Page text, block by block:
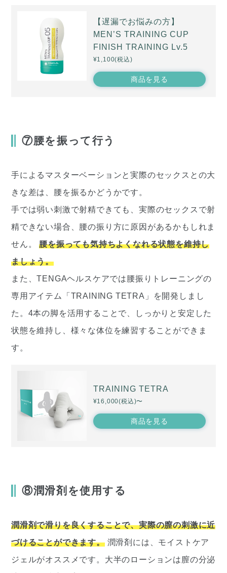
【遅漏でお悩みの方】
MEN’S TRAINING CUP
FINISH TRAINING Lv.5
¥1,100(税込)
商品を見る
⑦腰を振って行う
手によるマスターベーションと実際のセックスとの大
きな差は、腰を振るかどうかです。
手では弱い刺激で射精できても、実際のセックスで射
精できない場合、腰の振り方に原因があるかもしれま
せん。腰を振っても気持ちよくなれる状態を維持し
ましょう。
また、TENGAヘルスケアでは腰振りトレーニングの
専用アイテム「TRAINING TETRA」を開発しまし
た。4本の脚を活用することで、しっかりと安定した
状態を維持し、様々な体位を練習することができま
す。
TRAINING TETRA
¥16,000(税込)〜
商品を見る
⑧潤滑剤を使用する
潤滑剤で滑りを良くすることで、実際の膣の刺激に近
づけることができます。潤滑剤には、モイストケア
ジェルがオススメです。大半のローションは膣の分泌